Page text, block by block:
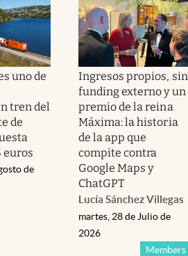
uno de
tren del
de
euros
de
Ingresos propios, sin
funding externo y un
premio de la reina
Máxima: la historia
de la app que
compite contra
Google Maps y
ChatGPT
Lucía Sánchez Villegas
Members
martes, 28 de Julio de
2026